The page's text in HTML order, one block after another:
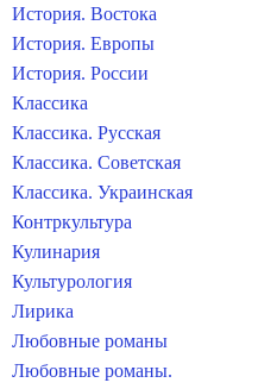
История. Востока
История. Европы
История. России
Классика
Классика. Русская
Классика. Советская
Классика. Украинская
Контркультура
Кулинария
Культурология
Лирика
Любовные романы
Любовные романы.